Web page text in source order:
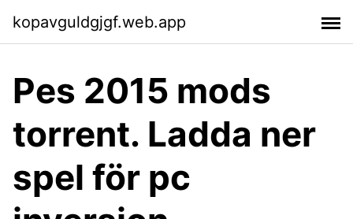
kopavguldgjgf.web.app
Pes 2015 mods
torrent. Ladda ner
spel för pc